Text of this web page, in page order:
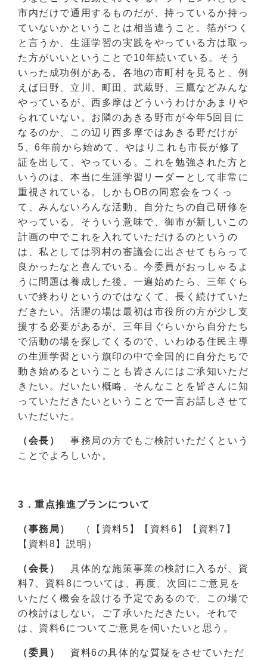
市内だけで通用するものだが、持っているか持っ
ていないかということは相当違うこと。箔がつく
と言うか、生涯学習の実践をやっている方は取っ
た方がいいということで10年続いている。そう
いった成功例がある。各地の市町村を見ると、例
えば日野、立川、町田、武蔵野、三鷹などみんな
やっているが、西多摩はどういうわけかあまりや
られていない。お隣のあきる野市が今年5回目に
なるのか、この辺り西多摩ではあきる野だけが
5、6年前から始めて、やはりこれも市長が修了
証を出して、やっている。これを勉強された方と
いうのは、本当に生涯学習リーダーとして非常に
重視されている。しかもOBの同窓会をつくっ
て、みんないろんな活動、自分たちの自己研修を
やっている。そういう意味で、御市が新しいこの
計画の中でこれを入れていただけるのというの
は、私としては羽村の審議会に出させてもらって
良かったなと喜んでいる。今委員がおっしゃるよ
うに問題は養成した後。一遍始めたら、三年ぐら
いで終わりというのではなくて、長く続けていた
だきたい。活躍の場は最初は市役所の方が少し支
援する必要があるが、三年目ぐらいから自分たち
で活動の場を探してくるので、いわゆる住民主導
の生涯学習という旗印の中で全国的に自分たちで
動き始めるということも皆さんにはご承知いただ
きたい。だいたい概略、そんなことを皆さんに知
っていただきたいということで一言お話しさせて
いただいた。
（会長）
事務局の方でもご検討いただくという
ことでよろしいか。
3．重点推進プランについて
（事務局）
（【資料5】【資料6】【資料7】
【資料8】説明）
（会長）
具体的な施策事業の検討に入るが、資
料7、資料8については、再度、次回にご意見を
いただく機会を設ける予定であるので、この場で
の検討はしない。ご了承いただきたい。それで
は、資料6についてご意見を伺いたいと思う。
（委員）
資料6の具体的な質疑をさせていただ